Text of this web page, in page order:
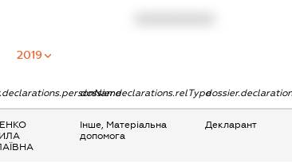
2019
dossier.declarations.relType
Інше, Матеріальна
допомога
Декларант